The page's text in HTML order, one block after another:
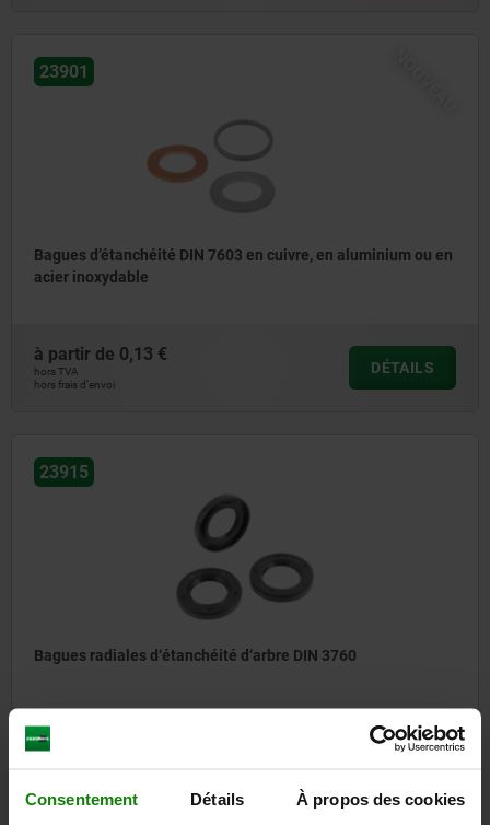
Consentement Détails À propos des cookies
23901
Bagues d’étanchéité DIN 7603 en cuivre, en aluminium ou en
acier inoxydable
à partir de 0,13 €
hors TVA
hors frais d’envoi
DÉTAILS
23915
Bagues radiales d‘étanchéité d‘arbre DIN 3760
à partir de